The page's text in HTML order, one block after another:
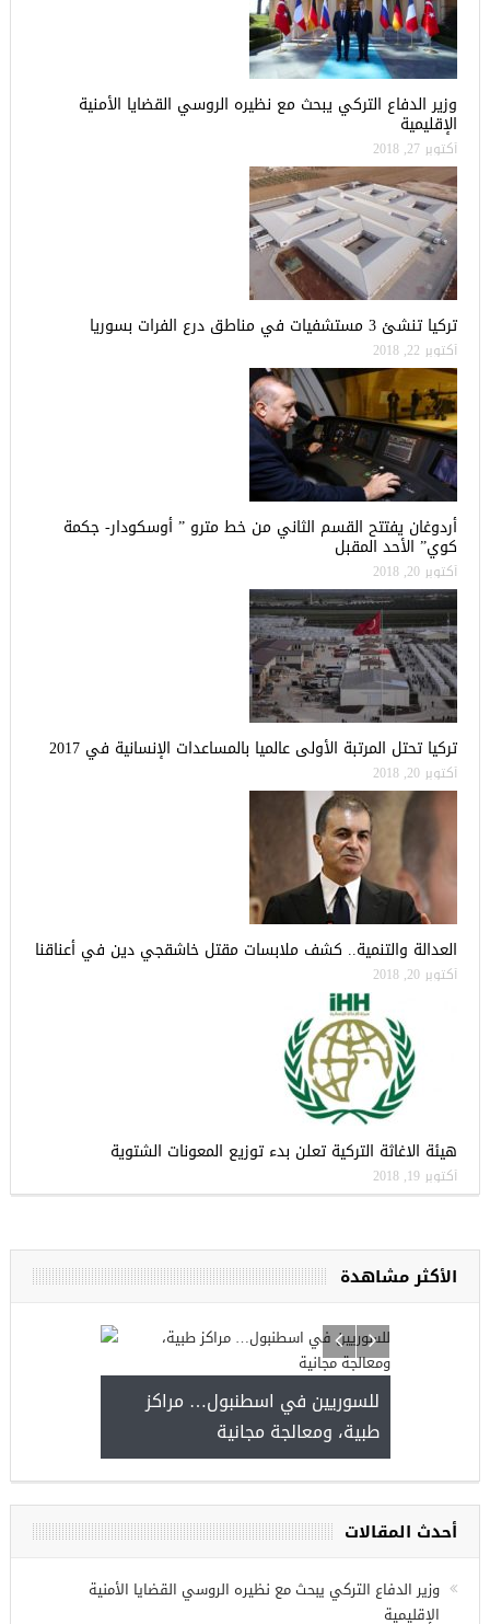
وزير الدفاع التركي يبحث مع نظيره الروسي القضايا الأمنية
الإقليمية
أكتوبر 27, 2018
تركيا تنشئ 3 مستشفيات في مناطق درع الفرات بسوريا
أكتوبر 22, 2018
أردوغان يفتتح القسم الثاني من خط مترو ” أوسكودار- جكمة
كوي” الأحد المقبل
أكتوبر 20, 2018
تركيا تحتل المرتبة الأولى عالميا بالمساعدات الإنسانية في 2017
أكتوبر 20, 2018
العدالة والتنمية.. كشف ملابسات مقتل خاشقجي دين في أعناقنا
أكتوبر 20, 2018
هيئة الاغاثة التركية تعلن بدء توزيع المعونات الشتوية
أكتوبر 19, 2018
الأكثر مشاهدة
للسوريين في اسطنبول…
مجموعة فرص عمل للسوريين في
أحدث المقالات